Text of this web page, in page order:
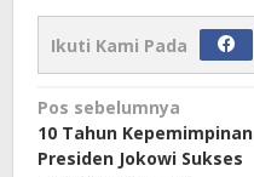
Ikuti Kami Pada
Navigasi
pos
Pos sebelumnya
10 Tahun Kepemimpinan
Presiden Jokowi Sukses